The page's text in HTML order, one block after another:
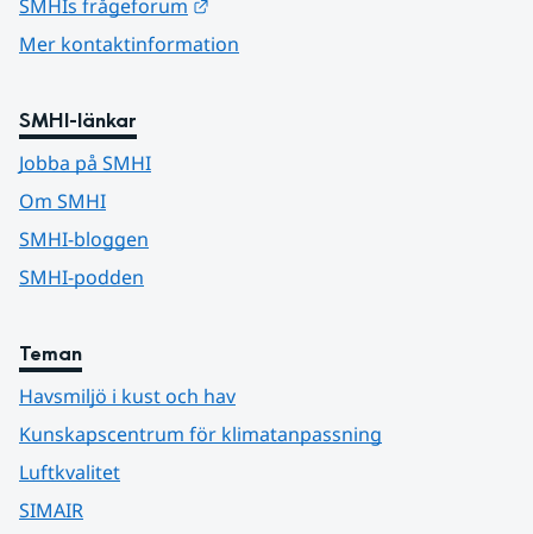
SMHIs frågeforum
Mer kontaktinformation
SMHI-länkar
Jobba på SMHI
Om SMHI
SMHI-bloggen
SMHI-podden
Teman
Havsmiljö i kust och hav
Kunskapscentrum för klimatanpassning
Luftkvalitet
SIMAIR